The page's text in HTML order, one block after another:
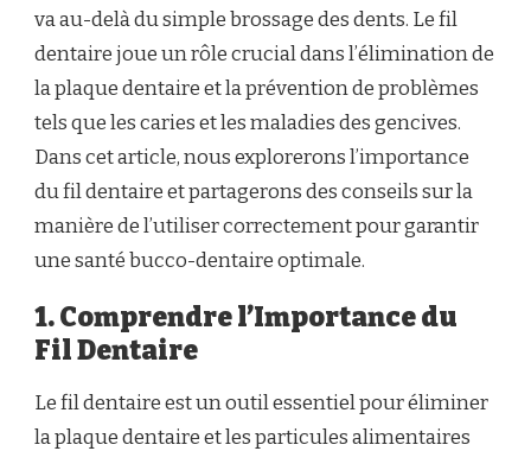
LE
DENTAIRE
POUR
UNE
HYGIÈNE
BUCCO-
DENTAIRE
OPTIMALE
va au-delà du simple brossage des dents. Le fil
dentaire joue un rôle crucial dans l’élimination de
la plaque dentaire et la prévention de problèmes
tels que les caries et les maladies des gencives.
Dans cet article, nous explorerons l’importance
du fil dentaire et partagerons des conseils sur la
manière de l’utiliser correctement pour garantir
une santé bucco-dentaire optimale.
1. Comprendre l’Importance du
Fil Dentaire
Le fil dentaire est un outil essentiel pour éliminer
la plaque dentaire et les particules alimentaires